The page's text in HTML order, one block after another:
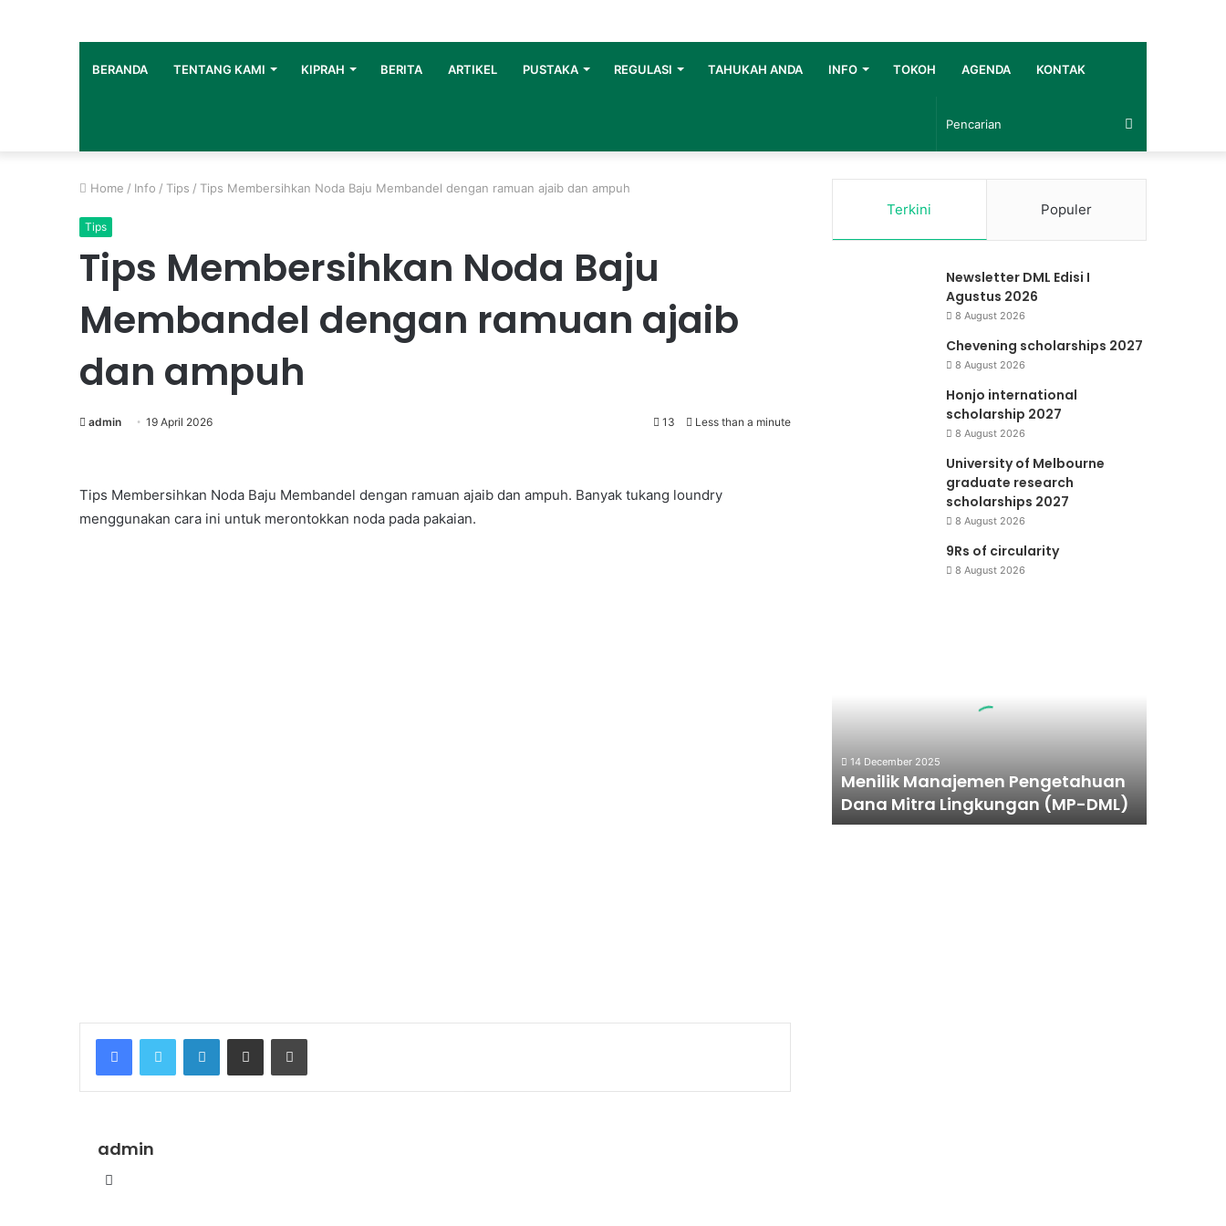
BERANDA TENTANG KAMI KIPRAH BERITA ARTIKEL PUSTAKA REGULASI TAHUKAH ANDA INFO TOKOH AGENDA KONTAK
Pencarian
Home / Info / Tips / Tips Membersihkan Noda Baju Membandel dengan ramuan ajaib dan ampuh
Tips
Tips Membersihkan Noda Baju
Membandel dengan ramuan ajaib
dan ampuh
admin 19 April 2026 13 Less than a minute
Tips Membersihkan Noda Baju Membandel dengan ramuan ajaib dan ampuh. Banyak tukang loundry
menggunakan cara ini untuk merontokkan noda pada pakaian.
FacebookTwitter LinkedInShare via Email Print
admin
Website
Terkini Populer
Newsletter DML Edisi I
Agustus 2026
8 August 2026
Chevening scholarships 2027
8 August 2026
Honjo international
scholarship 2027
8 August 2026
University of Melbourne
graduate research
scholarships 2027
8 August 2026
9Rs of circularity
8 August 2026
DML)14 December 2025
Menilik Manajemen Pengetahuan
Dana Mitra Lingkungan (MP-DML)